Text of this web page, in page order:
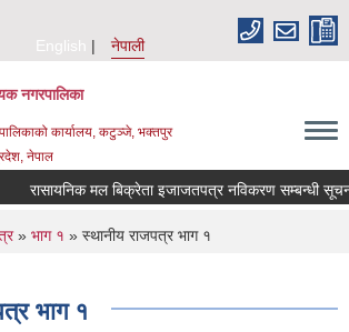
English
नेपाली
नगरपालिका
कार्यालय, कटुञ्जे, भक्तपुर
नेपाल
रासायनिक मल बिक्रेता इजाजतपत्र नविकरण सम्बन्धी सूचना
» भाग १ » स्थानीय राजपत्र भाग १
भाग १